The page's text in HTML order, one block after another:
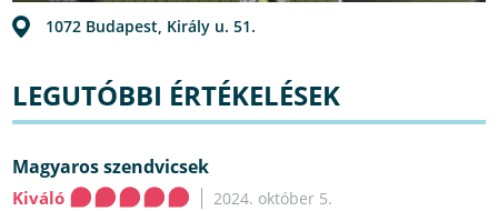
1072 Budapest, Király u. 51.
LEGUTÓBBI ÉRTÉKELÉSEK
Magyaros szendvicsek
Kiváló
2024. október 5.